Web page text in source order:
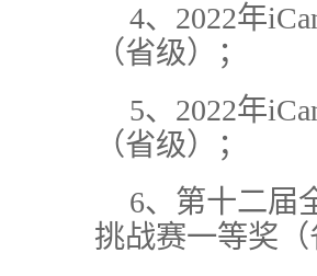
4、2022年
（省级）；
5、2022年
（省级）；
6、第十二届
挑战赛一等奖